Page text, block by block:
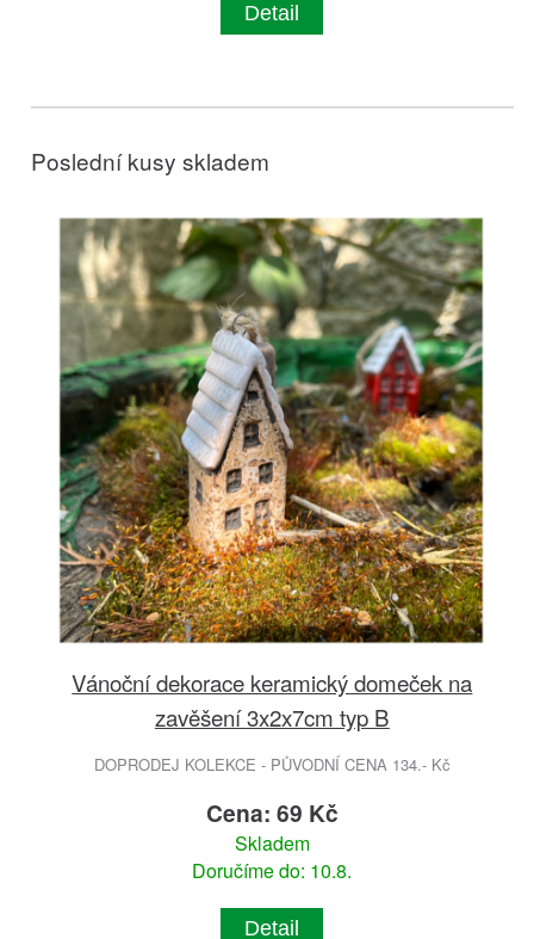
Detail
Poslední kusy skladem
Vánoční dekorace keramický domeček na
zavěšení 3x2x7cm typ B
DOPRODEJ KOLEKCE - PŮVODNÍ CENA 134.- Kč
Cena: 69 Kč
Skladem
Doručíme do: 10.8.
Detail